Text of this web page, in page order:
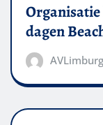
dagen
AVLimburg